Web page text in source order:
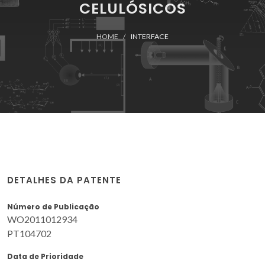
CELULÓSICOS
HOME INTERFACE
DETALHES DA PATENTE
Número de Publicação
WO2011012934
PT104702
Data de Prioridade